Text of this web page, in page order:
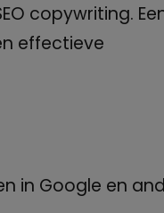
copywriting.
effectieve
in Google en